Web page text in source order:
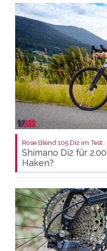
Rose Blend 105 Di2 im Test:
Shimano Di2 für
Haken?